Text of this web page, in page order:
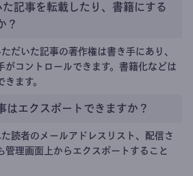
記事を転載したり、書籍にする
？
だいた記事の著作権は書き手にあり、
がコントロールできます。書籍化などは
ます。
はエクスポートできますか？
読者のメールアドレスリスト、配信さ
管理画面上からエクスポートすること